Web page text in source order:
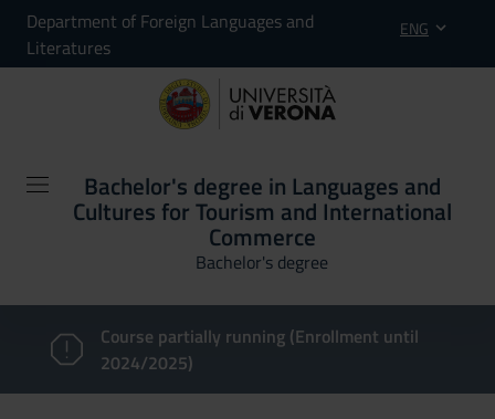
Department of Foreign Languages and
Literatures
ENG
Bachelor's degree in Languages and
Cultures for Tourism and International
Commerce
Bachelor's degree
Course partially running (Enrollment until
2024/2025)